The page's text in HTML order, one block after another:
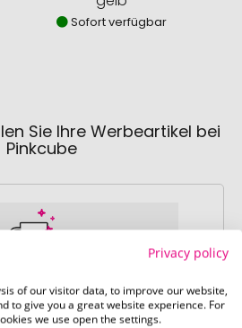
Sofort verfügbar
Sie Ihre Werbeartikel bei
Pinkcube
Privacy policy
of our visitor data, to improve our website,
to give you a great website experience. For
we use open the settings.